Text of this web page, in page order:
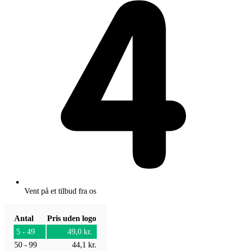
Vent på et tilbud fra os
Antal
Pris uden logo
5 - 49
49,0 kr.
50 - 99
44,1 kr.